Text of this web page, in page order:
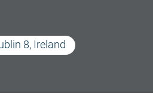
8, Ireland